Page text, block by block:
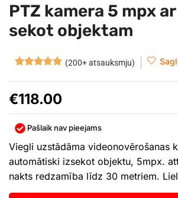
PTZ kamera 5 mpx
sekot objektam
(200+ atsauksmju)
€118.00
Pašlaik nav pieejams
Viegli uzstādāma videonovērošanas
automātiski izsekot objektu, 5mpx.
nakts redzamība līdz 30 metriem.